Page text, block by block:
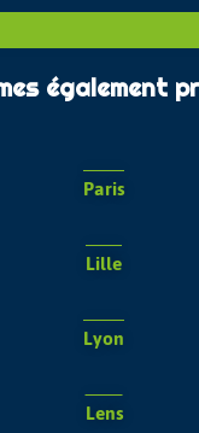
également
Paris
Lille
Lyon
Lens